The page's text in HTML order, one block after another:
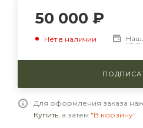
50 000 ₽
Нет в наличии
Для оформления заказа
Купить, а затем "В корзину"